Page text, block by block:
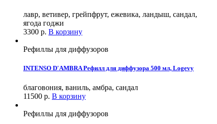
лавр, ветивер, грейпфрут, ежевика, ландыш, сандал,
ягода годжи
3300 р. В корзину
Рефиллы для диффузоров
INTENSO D'AMBRA Рефилл для диффузора 500 мл, Logevy
благовония, ваниль, амбра, сандал
11500 р. В корзину
Рефиллы для диффузоров